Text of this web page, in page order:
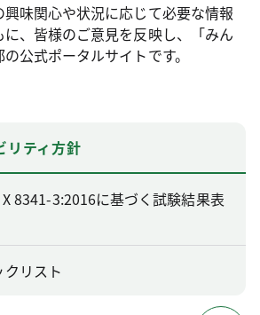
味関心や状況に応じて必要な情報
、皆様のご意見を反映し、「みん
公式ポータルサイトです。
リティ方針
8341-3:2016に基づく試験結果表
リスト